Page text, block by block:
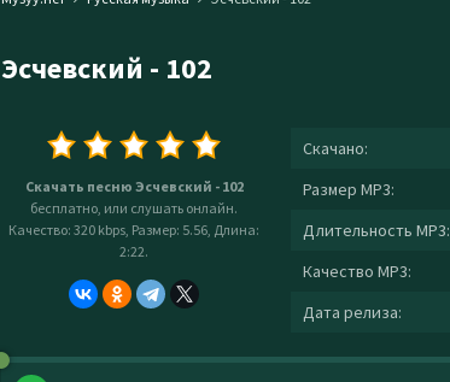
Эсчевский - 102
Скачать песню Эсчевский - 102
бесплатно, или слушать онлайн.
Качество: 320 kbps, Размер: 5.56, Длина:
2:22.
Скачано:
Размер MP3:
Длительность MP3:
Качество MP3:
Дата релиза: